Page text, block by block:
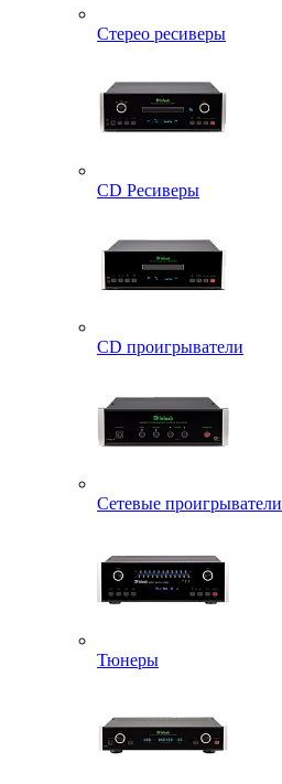
Стерео ресиверы
CD Ресиверы
CD проигрыватели
Сетевые проигрыватели
Тюнеры